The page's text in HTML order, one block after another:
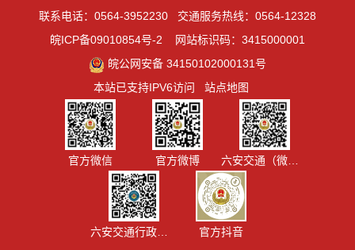
联系电话：0564-3952230
交通服务热线：0564-12328
皖ICP备09010854号-2
网站标识码：3415000001
皖公网安备 34150102000131号
本站已支持IPV6访问
站点地图
官方微信 官方微博 六安交通（微信视频号）
六安交通行政执法 官方抖音